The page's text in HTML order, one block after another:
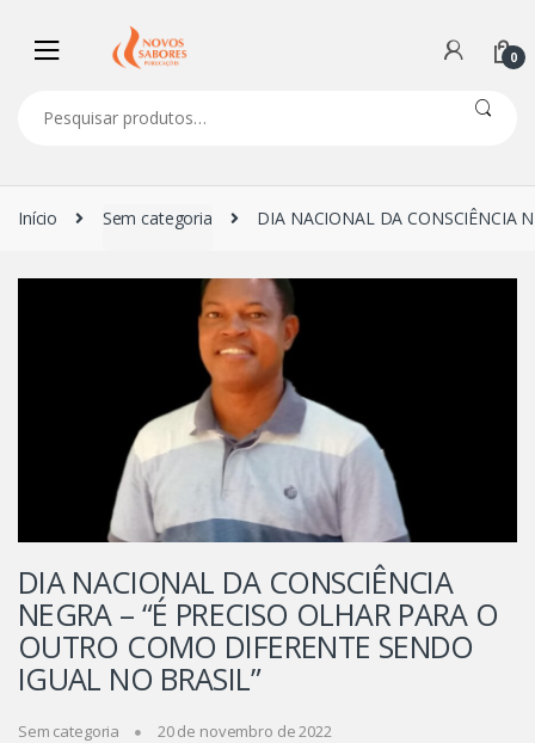
comentários
0
por:
Início Sem categoria DIA NACIONAL DA CONSCIÊNCIA
DIA NACIONAL DA CONSCIÊNCIA
NEGRA – “É PRECISO OLHAR PARA O
OUTRO COMO DIFERENTE SENDO
IGUAL NO BRASIL”
Sem categoria 20 de novembro de 2022